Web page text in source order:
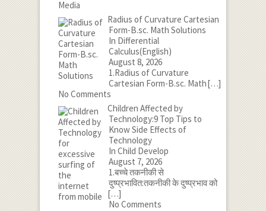
Radius of Curvature Cartesian
Form-B.sc. Math Solutions
In Differential
Calculus(English)
August 8, 2026
1.Radius of Curvature
Cartesian Form-B.sc. Math[…]
No Comments
Children Affected by
Technology:9 Top Tips to
Know Side Effects of
Technology
In Child Develop
August 7, 2026
1.बच्चे तकनीकी से
दुष्प्रभावित:तकनीकी के दुष्प्रभाव को
[…]
No Comments